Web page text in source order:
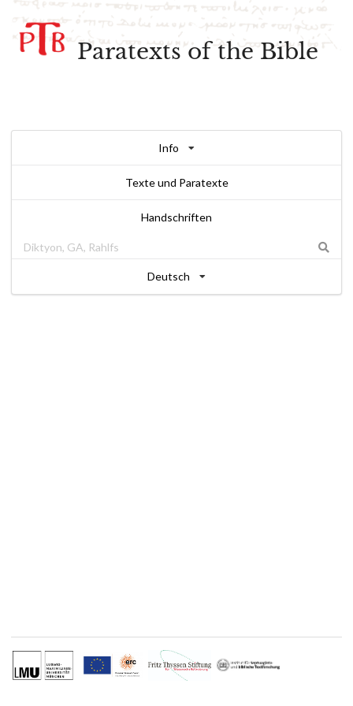
Paratexts of the Bible
Info
Texte und Paratexte
Handschriften
Deutsch